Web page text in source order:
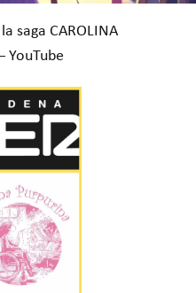
saga CAROLINA
YouTube